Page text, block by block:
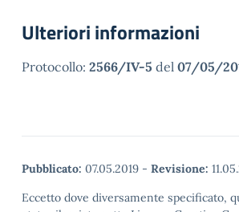
Ulteriori informazioni
Protocollo: 2566/IV-5 del 07/05/
Pubblicato: 07.05.2019 - Revisione:
Eccetto dove diversamente specificato,